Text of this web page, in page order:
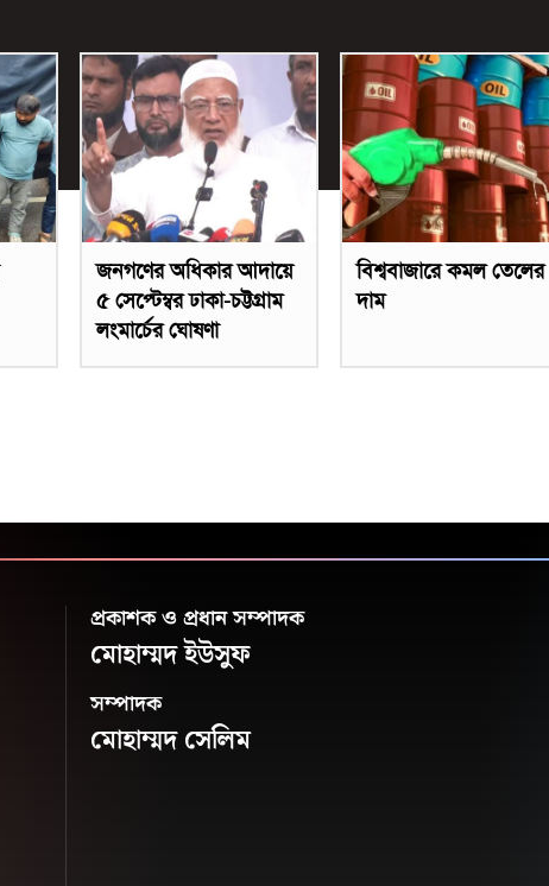
জনগণের অধিকার আদায়ে
৫ সেপ্টেম্বর ঢাকা-চট্টগ্রাম
লংমার্চের ঘোষণা
বিশ্ববাজারে কমল তেলের
দাম
প্রকাশক ও প্রধান সম্পাদক
মোহাম্মদ ইউসুফ
সম্পাদক
মোহাম্মদ সেলিম